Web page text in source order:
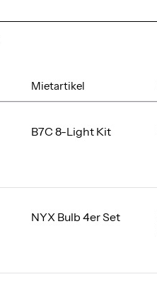
Mietartikel
B7C 8-Light Kit
NYX Bulb 4er Set